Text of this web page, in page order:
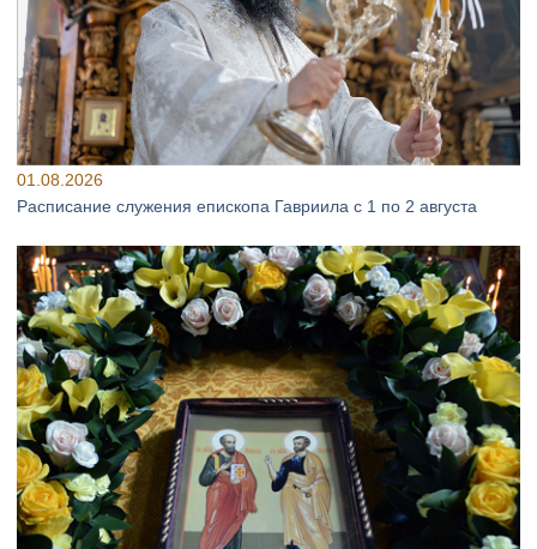
01.08.2026
Расписание служения епископа Гавриила с 1 по 2 августа